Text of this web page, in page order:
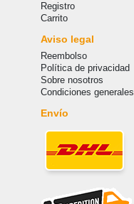
Registro
Carrito
Aviso legal
Reembolso
Política de privacidad
Sobre nosotros
Condiciones generales
Envío